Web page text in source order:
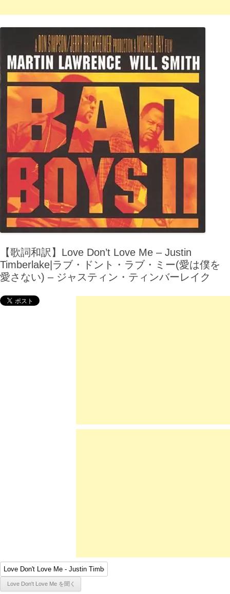
【歌詞和訳】Love Don’t Love Me – Justin
Timberlake|ラブ・ドント・ラブ・ミー(愛は僕を
愛さない) – ジャスティン・ティンバーレイク